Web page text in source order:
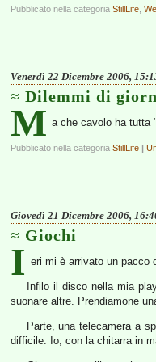
Pubblicato nella categoria StillLife
Venerdì 22 Dicembre 2006,
Dilemmi di
M a che cavolo ha tutta
Pubblicato nella categoria StillLife |
Giovedì 21 Dicembre 2006,
Giochi
I eri mi è arrivato un pacco
Infilo il disco nella mia
suonare altre. Prendiamone
Parte, una telecamera a
difficile. Io, con la chitarra in